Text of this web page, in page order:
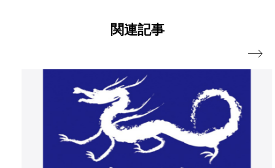
い”水素焙煎コーヒー”をCOREDO室町テ
ラスで無料提供「UCCミライ珈琲店」
関連記事
